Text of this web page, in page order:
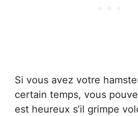
Si vous avez votre
certain temps, vous
est heureux s’il grimpe